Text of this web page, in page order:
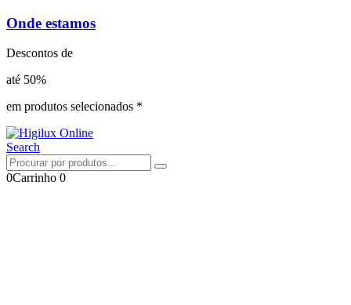
Onde estamos
Descontos de
até 50%
em produtos selecionados *
Search
0Carrinho 0